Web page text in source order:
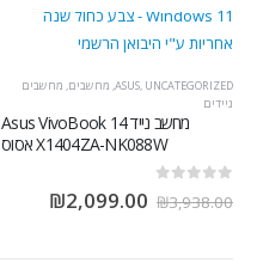
ASUS, UNCATEGORIZED
, מחשבים, מחשבים
ניידים
מחשב נייד Asus VivoBook 14
X1404ZA-NK088W אסוס
₪3,938.00
₪2,099.00